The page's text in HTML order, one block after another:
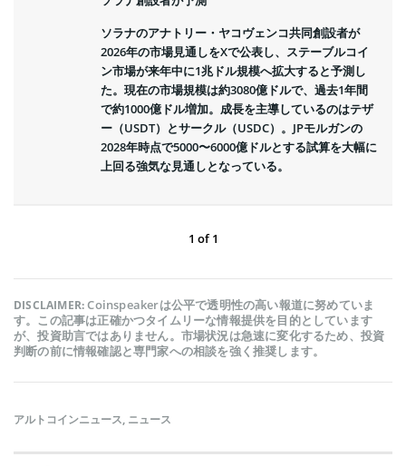
ソラナのアナトリー・ヤコヴェンコ共同創設者が
2026年の市場見通しをXで公表し、ステーブルコイ
ン市場が来年中に1兆ドル規模へ拡大すると予測し
た。現在の市場規模は約3080億ドルで、過去1年間
で約1000億ドル増加。成長を主導しているのはテザ
ー（USDT）とサークル（USDC）。JPモルガンの
2028年時点で5000〜6000億ドルとする試算を大幅に
上回る強気な見通しとなっている。
1 of1
DISCLAIMER:Coinspeakerは公平で透明性の高い報道に努めていま
す。この記事は正確かつタイムリーな情報提供を目的としています
が、投資助言ではありません。市場状況は急速に変化するため、投資
判断の前に情報確認と専門家への相談を強く推奨します。
アルトコインニュース, ニュース